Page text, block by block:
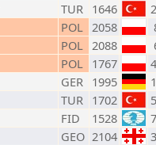
TUR 1646
POL 2058
POL 2088
POL 1767
GER 1995
TUR 1702
FID 1528
GEO 2104